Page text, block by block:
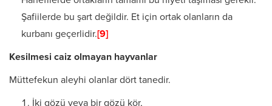
Şafiilerde bu şart değildir. Et için ortak olanların da
kurbanı geçerlidir.[9]
Kesilmesi caiz olmayan hayvanlar
Müttefekun aleyhi olanlar dört tanedir.
İki gözü veya bir gözü kör,